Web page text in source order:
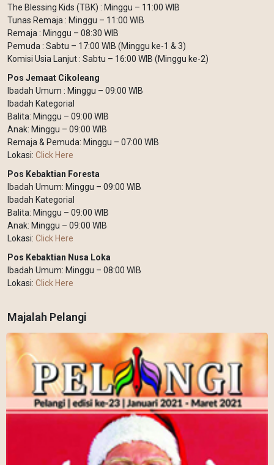
The Blessing Kids (TBK) : Minggu – 11:00 WIB
Tunas Remaja : Minggu – 11:00 WIB
Remaja : Minggu – 08:30 WIB
Pemuda : Sabtu – 17:00 WIB (Minggu ke-1 & 3)
Komisi Usia Lanjut : Sabtu – 16:00 WIB (Minggu ke-2)
Pos Jemaat Cikoleang
Ibadah Umum : Minggu – 09:00 WIB
Ibadah Kategorial
Balita: Minggu – 09:00 WIB
Anak: Minggu – 09:00 WIB
Remaja & Pemuda: Minggu – 07:00 WIB
Lokasi: Click Here
Pos Kebaktian Foresta
Ibadah Umum: Minggu – 09:00 WIB
Ibadah Kategorial
Balita: Minggu – 09:00 WIB
Anak: Minggu – 09:00 WIB
Lokasi: Click Here
Pos Kebaktian Nusa Loka
Ibadah Umum: Minggu – 08:00 WIB
Lokasi: Click Here
Majalah Pelangi